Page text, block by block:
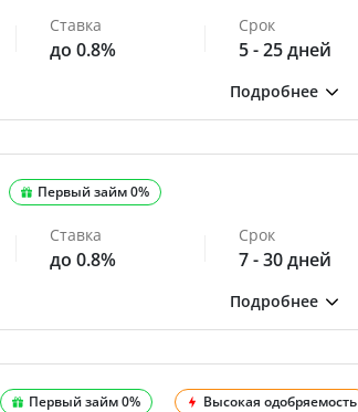
Ставка
до 0.8%
Срок
5 - 25 дней
Первый займ 0%
Ставка
до 0.8%
Срок
7 - 30 дней
Первый займ 0% Высокая одобряемость